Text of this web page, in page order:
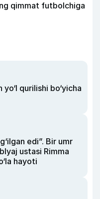
qimmat futbolchiga
qurilishi bo‘yicha
edi”. Bir umr
ustasi Rimma
hayoti